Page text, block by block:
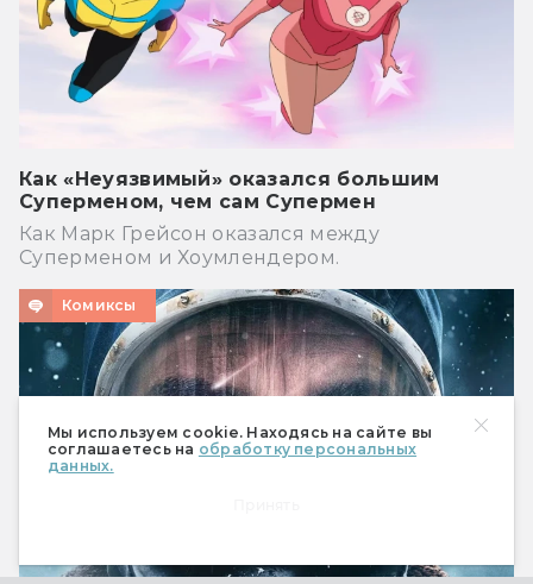
Мы используем cookie. Находясь на сайте вы
соглашаетесь на обработку персональных
данных.
Как «Неуязвимый» оказался большим
Суперменом, чем сам Супермен
Как Марк Грейсон оказался между
Суперменом и Хоумлендером.
Комиксы